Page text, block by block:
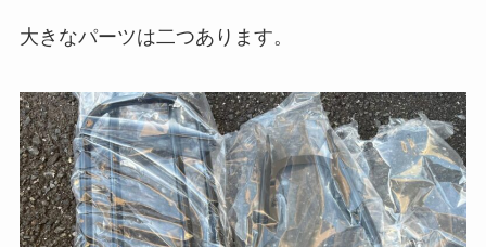
大きなパーツは二つあります。